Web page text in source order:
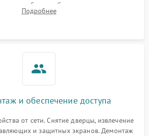
жалоб на проблемы с нагревом,
управления или блокировкой дверцы.
Подробнее
и обеспечение доступа
от сети. Снятие дверцы, извлечение
и защитных экранов. Демонтаж